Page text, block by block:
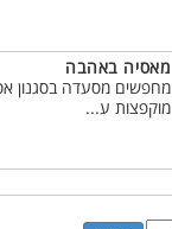
מאסיה באהבה
מחפשים מסעדה בסגנון
מוקפצות ע...